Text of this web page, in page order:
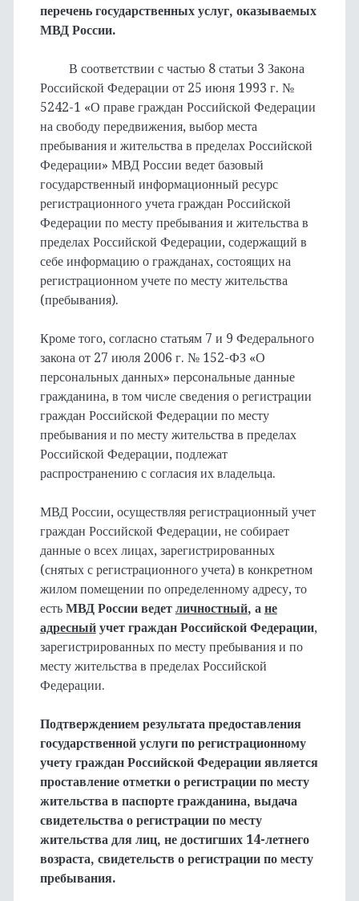
перечень государственных услуг, оказываемых
МВД России.
В соответствии с частью 8 статьи 3 Закона
Российской Федерации от 25 июня 1993 г. №
5242-1 «О праве граждан Российской Федерации
на свободу передвижения, выбор места
пребывания и жительства в пределах Российской
Федерации» МВД России ведет базовый
государственный информационный ресурс
регистрационного учета граждан Российской
Федерации по месту пребывания и жительства в
пределах Российской Федерации, содержащий в
себе информацию о гражданах, состоящих на
регистрационном учете по месту жительства
(пребывания).
Кроме того, согласно статьям 7 и 9 Федерального
закона от 27 июля 2006 г. № 152-ФЗ «О
персональных данных» персональные данные
гражданина, в том числе сведения о регистрации
граждан Российской Федерации по месту
пребывания и по месту жительства в пределах
Российской Федерации, подлежат
распространению с согласия их владельца.
МВД России, осуществляя регистрационный учет
граждан Российской Федерации, не собирает
данные о всех лицах, зарегистрированных
(снятых с регистрационного учета) в конкретном
жилом помещении по определенному адресу, то
есть МВД России ведет личностный, а не
адресныйучет граждан Российской Федерации,
зарегистрированных по месту пребывания и по
месту жительства в пределах Российской
Федерации.
Подтверждением результата предоставления
государственной услуги по регистрационному
учету граждан Российской Федерации является
проставление отметки о регистрации по месту
жительства в паспорте гражданина, выдача
свидетельства о регистрации по месту
жительства для лиц, не достигших 14-летнего
возраста, свидетельств о регистрации по месту
пребывания.